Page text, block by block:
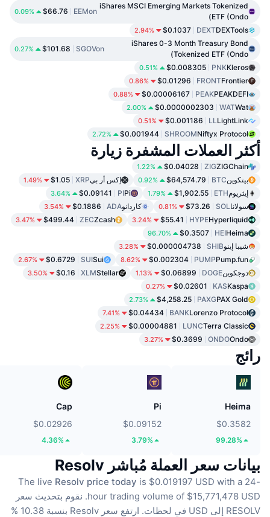
iShares MSCI Emerging Markets Tokenized
ETF (Ondo)
EEMon
$66.76
0.09%
DEXTools
DEXT
$0.1037
2.94%
iShares 0-3 Month Treasury Bond
Tokenized ETF (Ondo)
SGOVon
$101.68
0.27%
Kleros
PNK
$0.008305
0.51%
Frontier
FRONT
$0.01296
0.86%
PEAKDEFI
PEAK
$0.00006167
0.88%
Wat
WAT
$0.0000002303
2.00%
LightLink
LL
$0.001186
0.51%
Niftyx Protocol
SHROOM
$0.001944
2.72%
أكثر العملات المشفرة زيارة
ZIGChain
ZIG
$0.04028
1.22%
بيتكوينBTC
$64,574.79
0.92% إكس أر بيXRP
$1.05
1.49%
إيثريومETH
$1,902.55
1.79%
Pi
PI
$0.09141
3.64%
سولانا SOL
$73.26
0.81% كاردانوADA
$0.1886
3.54%
Hyperliquid
HYPE
$55.41
3.24%
Zcash
ZEC
$499.44
3.47%
Heima
HEI
$0.3507
96.70%
شيبا إينوSHIB
$0.000004738
3.28%
Pump.fun
PUMP
$0.002304
8.62%
Sui
SUI
$0.6729
2.67%
دوجكوينDOGE
$0.06899
1.13%
Stellar
XLM
$0.16
3.50%
Kaspa
KAS
$0.02601
0.27%
PAX Gold
PAXG
$4,258.25
2.73%
Lorenzo Protocol
BANK
$0.04434
7.41%
Terra Classic
LUNC
$0.00004881
2.25%
Ondo
ONDO
$0.3699
3.27%
رائج
Heima
$0.3582
99.28%
Pi
$0.09152
3.79%
Cap
$0.02926
4.36%
بيانات سعر العملة مُباشر Resolv
The live Resolv price today is $0.019197 USD with a 24-
hour trading volume of $15,771,478 USD. نقوم بتحديث سعر
RESOLV إلى USD في لحظات.
ارتفع سعر Resolv بنسبة 10.38 %